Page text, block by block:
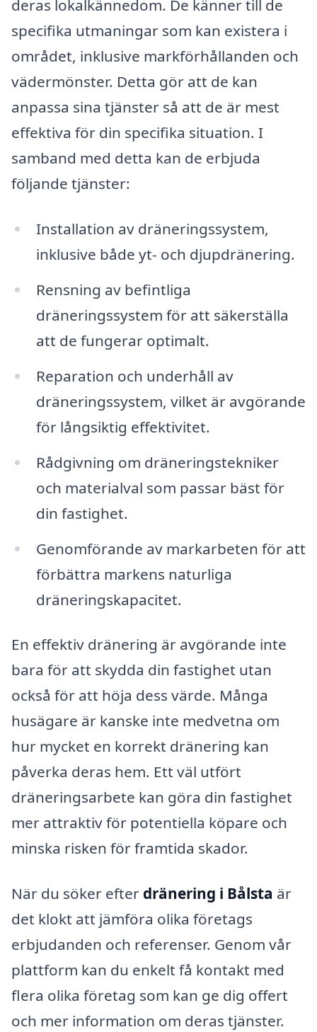
deras lokalkännedom. De känner till de
specifika utmaningar som kan existera i
området, inklusive markförhållanden och
vädermönster. Detta gör att de kan
anpassa sina tjänster så att de är mest
effektiva för din specifika situation. I
samband med detta kan de erbjuda
följande tjänster:
Installation av dräneringssystem,
inklusive både yt- och djupdränering.
Rensning av befintliga
dräneringssystem för att säkerställa
att de fungerar optimalt.
Reparation och underhåll av
dräneringssystem, vilket är avgörande
för långsiktig effektivitet.
Rådgivning om dräneringstekniker
och materialval som passar bäst för
din fastighet.
Genomförande av markarbeten för att
förbättra markens naturliga
dräneringskapacitet.
En effektiv dränering är avgörande inte
bara för att skydda din fastighet utan
också för att höja dess värde. Många
husägare är kanske inte medvetna om
hur mycket en korrekt dränering kan
påverka deras hem. Ett väl utfört
dräneringsarbete kan göra din fastighet
mer attraktiv för potentiella köpare och
minska risken för framtida skador.
När du söker efter dränering i Bålsta är
det klokt att jämföra olika företags
erbjudanden och referenser. Genom vår
plattform kan du enkelt få kontakt med
flera olika företag som kan ge dig offert
och mer information om deras tjänster.